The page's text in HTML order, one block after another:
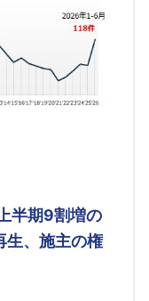
半期9割増の
、施主の権